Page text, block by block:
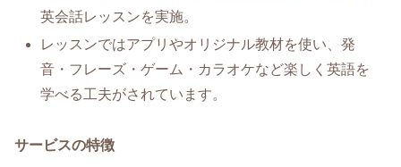
英会話レッスンを実施。
レッスンではアプリやオリジナル教材を使い、発
音・フレーズ・ゲーム・カラオケなど楽しく英語を
学べる工夫がされています。
サービスの特徴